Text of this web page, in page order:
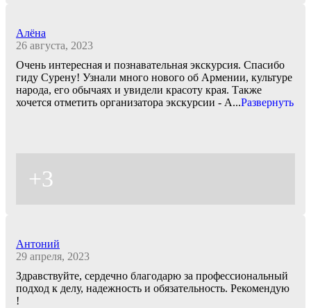
Алёна
26 августа, 2023
Очень интересная и познавательная экскурсия. Спасибо
гиду Сурену! Узнали много нового об Армении, культуре
народа, его обычаях и увидели красоту края. Также
хочется отметить организатора экскурсии - А...Развернуть
+3
Антоний
29 апреля, 2023
Здравствуйте, сердечно благодарю за профессиональный
подход к делу, надежность и обязательность. Рекомендую
!